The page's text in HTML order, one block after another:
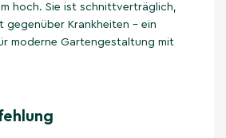
hoch. Sie ist schnittverträglich,
Krankheiten – ein
moderne Gartengestaltung mit